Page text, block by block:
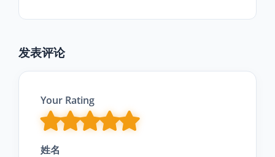
发表评论
Your Rating
姓名